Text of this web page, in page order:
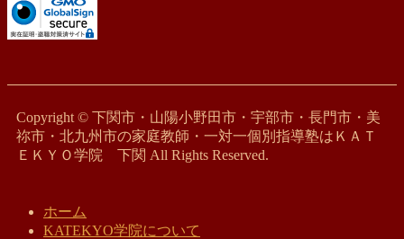
Copyright © 下関市・山陽小野田市・宇部市・長門市・美
祢市・北九州市の家庭教師・一対一個別指導塾はＫＡＴ
ＥＫＹＯ学院 下関 All Rights Reserved.
ホーム
KATEKYO学院について